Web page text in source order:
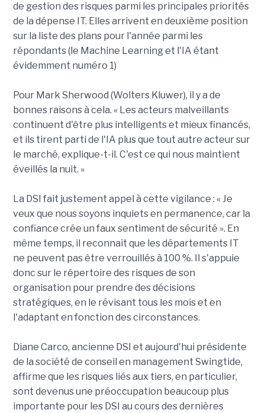
de gestion des risques parmi les principales priorités
de la dépense IT. Elles arrivent en deuxième position
sur la liste des plans pour l'année parmi les
répondants (le Machine Learning et l'IA étant
évidemment numéro 1)
Pour Mark Sherwood (Wolters Kluwer), il y a de
bonnes raisons à cela. « Les acteurs malveillants
continuent d'être plus intelligents et mieux financés,
et ils tirent parti de l'IA plus que tout autre acteur sur
le marché, explique-t-il. C'est ce qui nous maintient
éveillés la nuit. »
La DSI fait justement appel à cette vigilance : « Je
veux que nous soyons inquiets en permanence, car la
confiance crée un faux sentiment de sécurité ». En
même temps, il reconnaît que les départements IT
ne peuvent pas être verrouillés à 100 %. Il s'appuie
donc sur le répertoire des risques de son
organisation pour prendre des décisions
stratégiques, en le révisant tous les mois et en
l'adaptant en fonction des circonstances.
Diane Carco, ancienne DSI et aujourd'hui présidente
de la société de conseil en management Swingtide,
affirme que les risques liés aux tiers, en particulier,
sont devenus une préoccupation beaucoup plus
importante pour les DSI au cours des dernières